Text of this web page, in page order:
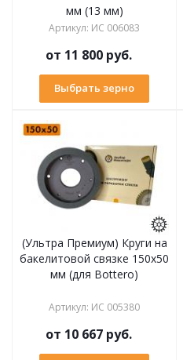
мм (13 мм)
Артикул: ИС 006083
от 11 800 руб.
Выбрать зерно
(Ультра Премиум) Круги на
бакелитовой связке 150х50
мм (для Bottero)
Артикул: ИС 005380
от 10 667 руб.